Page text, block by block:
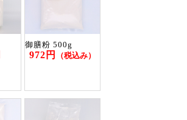
御膳粉 500g
972円 （税込み）